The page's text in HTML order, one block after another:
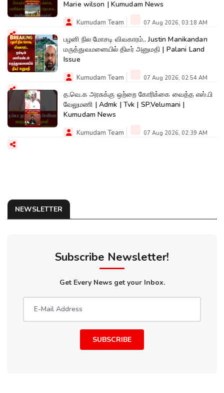
Marie wilson | Kumudam News
Kumudam Team 07 Aug 2026, 03:18 AM
பழனி நில மோசடி விவகாரம்.. Justin Manikandan
மருத்துவமனையில் திடீர் அனுமதி | Palani Land
Issue
Kumudam Team 07 Aug 2026, 02:54 AM
த.வெ.க அரசுக்கு ஒற்றை கோரிக்கை வைத்த எஸ்.பி
வேலுமணி | Admk | Tvk | SP.Velumani |
Kumudam News
Kumudam Team 07 Aug 2026, 02:39 AM
NEWSLETTER
Subscribe Newsletter!
Get Every News get your Inbox.
SUBSCRIBE